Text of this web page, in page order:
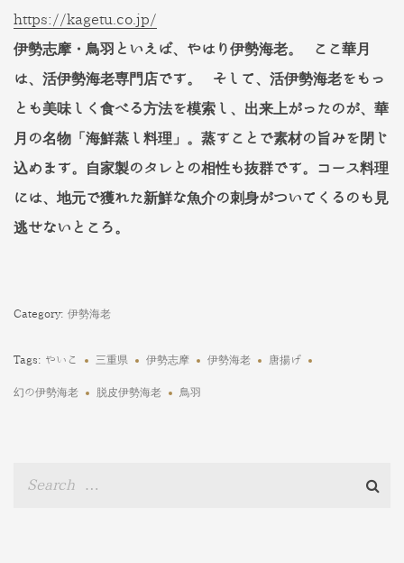
https://kagetu.co.jp/
伊勢志摩・鳥羽といえば、やはり伊勢海老。 ここ華月
は、活伊勢海老専門店です。 そして、活伊勢海老をもっ
とも美味しく食べる方法を模索し、出来上がったのが、華
月の名物「海鮮蒸し料理」。蒸すことで素材の旨みを閉じ
込めます。自家製のタレとの相性も抜群です。コース料理
には、地元で獲れた新鮮な魚介の刺身がついてくるのも見
逃せないところ。
Category: 伊勢海老
Tags: やいこ 三重県 伊勢志摩 伊勢海老 唐揚げ
幻の伊勢海老 脱皮伊勢海老 鳥羽